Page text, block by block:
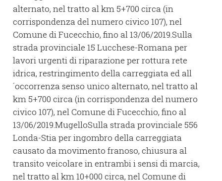
alternato, nel tratto al km 5+700 circa (in
corrispondenza del numero civico 107), nel
Comune di Fucecchio, fino al 13/06/2019.Sulla
strada provinciale 15 Lucchese-Romana per
lavori urgenti di riparazione per rottura rete
idrica, restringimento della carreggiata ed all
´occorrenza senso unico alternato, nel tratto al
km 5+700 circa (in corrispondenza del numero
civico 107), nel Comune di Fucecchio, fino al
13/06/2019.MugelloSulla strada provinciale 556
Londa-Stia per ingombro della carreggiata
causato da movimento franoso, chiusura al
transito veicolare in entrambi i sensi di marcia,
nel tratto al km 10+000 circa, nel Comune di